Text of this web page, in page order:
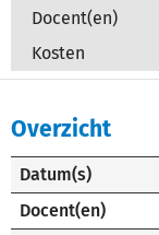
Docent(en)
Kosten
Overzicht
Datum(s)
Docent(en)